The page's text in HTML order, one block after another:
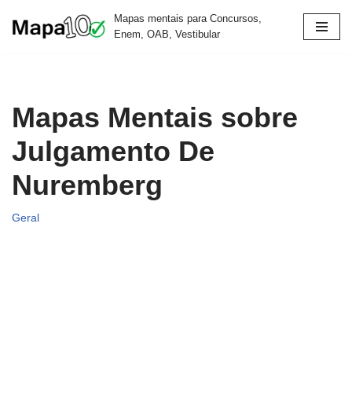
Mapas mentais para Concursos,
Enem, OAB, Vestibular
Mapas Mentais sobre
Julgamento De
Nuremberg
Geral